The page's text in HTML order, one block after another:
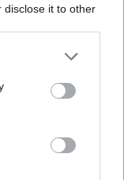
disclose it to other